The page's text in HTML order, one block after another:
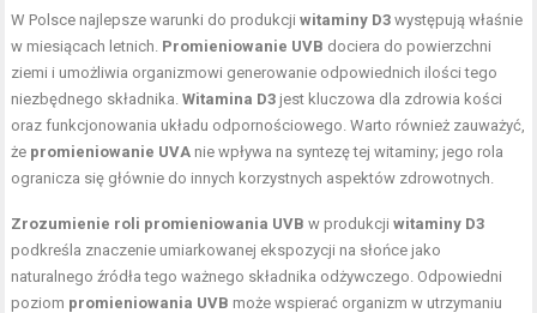
W Polsce najlepsze warunki do produkcjiwitaminy D3 występują właśnie
w miesiącach letnich. Promieniowanie UVB dociera do powierzchni
ziemi i umożliwia organizmowi generowanie odpowiednich ilości tego
niezbędnego składnika.Witamina D3 jest kluczowa dla zdrowia kości
oraz funkcjonowania układu odpornościowego. Warto również zauważyć,
że promieniowanie UVA nie wpływa na syntezę tej witaminy; jego rola
ogranicza się głównie do innych korzystnych aspektów zdrowotnych.
Zrozumienie roli promieniowania UVB w produkcjiwitaminy D3
podkreśla znaczenie umiarkowanej ekspozycji na słońce jako
naturalnego źródła tego ważnego składnika odżywczego. Odpowiedni
poziom promieniowania UVB może wspierać organizm w utrzymaniu